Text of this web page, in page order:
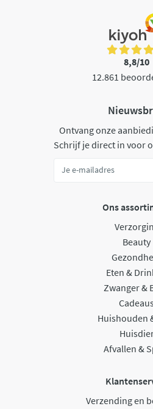
8,8/10
12.861
Ontvang onze
Schrijf je direct in voor
Ons
Beauty
Eten &
Zwanger &
Huishouden
Afvallen &
Verzending en